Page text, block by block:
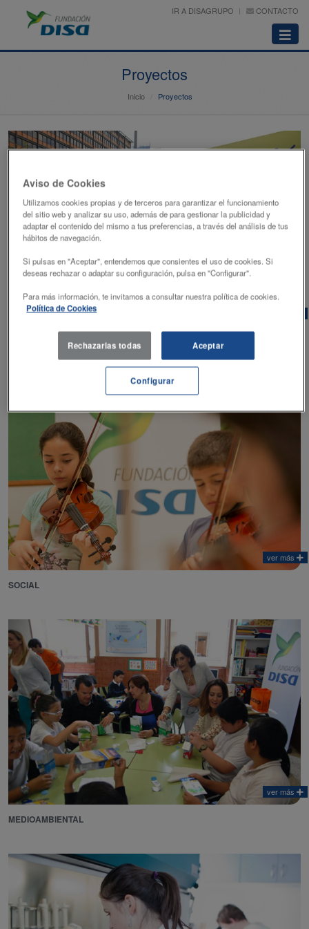
IR A DISAGRUPO
CONTACTO
Abrir
menú
Proyectos
Inicio Proyectos
DEPORTIVO - CULTURAL
ver más
SOCIAL
ver más
MEDIOAMBIENTAL
Aviso de Cookies
Utilizamos cookies propias y de terceros para garantizar el funcionamiento
del sitio web y analizar su uso, además de para gestionar la publicidad y
adaptar el contenido del mismo a tus preferencias, a través del análisis de tus
hábitos de navegación.
Si pulsas en "Aceptar", entendemos que consientes el uso de cookies. Si
deseas rechazar o adaptar su configuración, pulsa en "Configurar".
Para más información, te invitamos a consultar nuestra política de cookies.
Política de Cookies
Rechazarlas todas Aceptar
Configurar